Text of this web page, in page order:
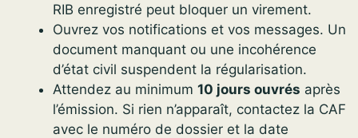
RIB enregistré peut bloquer un virement.
Ouvrez vos notifications et vos messages. Un
document manquant ou une incohérence
d’état civil suspendent la régularisation.
Attendez au minimum 10 jours ouvrés après
l’émission. Si rien n’apparaît, contactez la CAF
avec le numéro de dossier et la date